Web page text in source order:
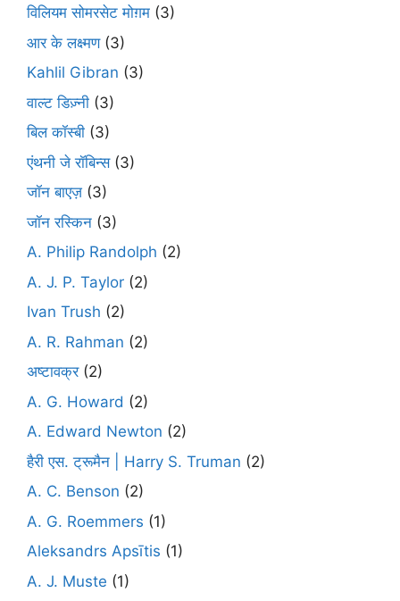
विलियम सोमरसेट मोग़म (3)
आर के लक्ष्मण(3)
Kahlil Gibran (3)
वाल्ट डिज़्नी (3)
बिल कॉस्बी (3)
एंथनी जे रॉबिन्स(3)
जॉन बाएज़ (3)
जॉन रस्किन (3)
A. Philip Randolph (2)
A. J. P. Taylor (2)
Ivan Trush (2)
A. R. Rahman (2)
अष्टावक्र(2)
A. G. Howard (2)
A. Edward Newton (2)
हैरी एस. ट्रूमैन | Harry S. Truman (2)
A. C. Benson (2)
A. G. Roemmers (1)
Aleksandrs Apsītis (1)
A. J. Muste (1)